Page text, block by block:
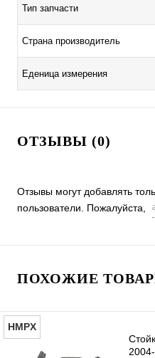
Тип запчасти
Страна производитель
Еденица измерения
ОТЗЫВЫ (0)
Отзывы могут добавлять
пользователи. Пожалуйста,
ПОХОЖИЕ
HMPX